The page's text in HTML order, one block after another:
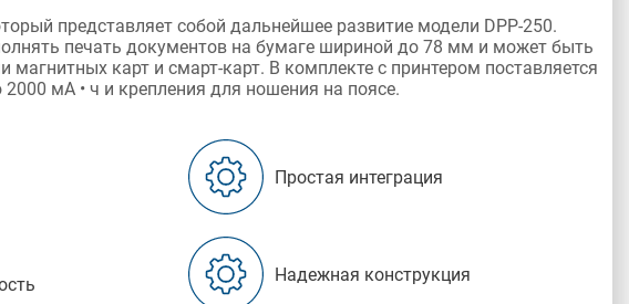
представляет собой дальнейшее развитие модели DPP-250.
печать документов на бумаге шириной до 78 мм и может быть
магнитных карт и смарт-карт. В комплекте с принтером поставляется
мА • ч и крепления для ношения на поясе.
Простая интеграция
Надежная конструкция